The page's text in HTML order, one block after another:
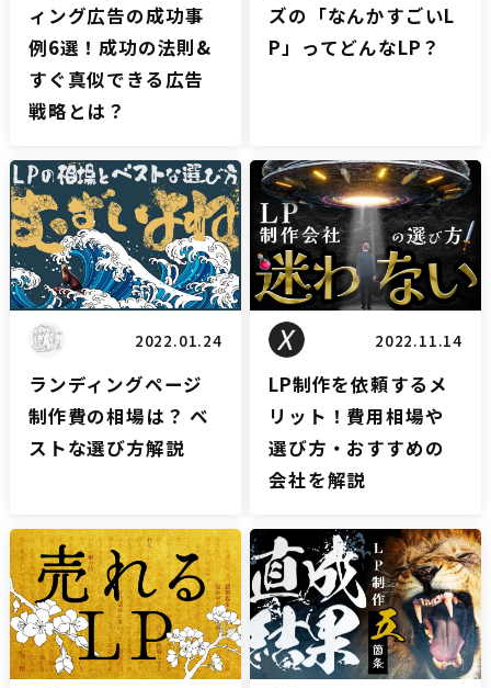
ィング広告の成功事
例6選！成功の法則&
すぐ真似できる広告
戦略とは？
ズの「なんかすごいL
P」ってどんなLP？
LPブログ
2022.01.24
ランディングページ
制作費の相場は？ ベ
ストな選び方解説
LPブログ
2022.11.14
LP制作を依頼するメ
リット！費用相場や
選び方・おすすめの
会社を解説
LPブログ LPブログ